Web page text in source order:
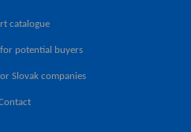
catalogue
potential buyers
Slovak companies